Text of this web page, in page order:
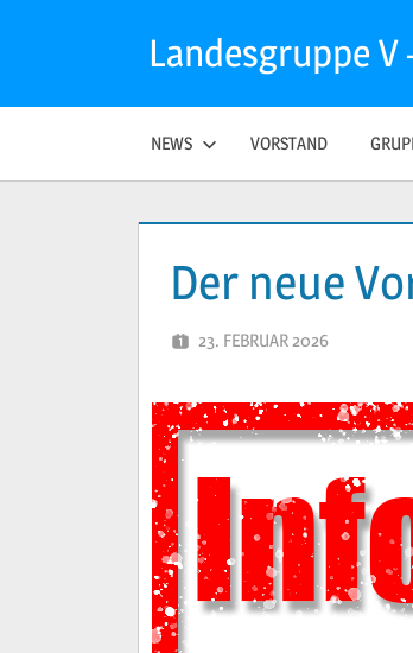
Landesgruppe V
NEWS VORSTAND
Der neue
23. FEBRUAR 2026